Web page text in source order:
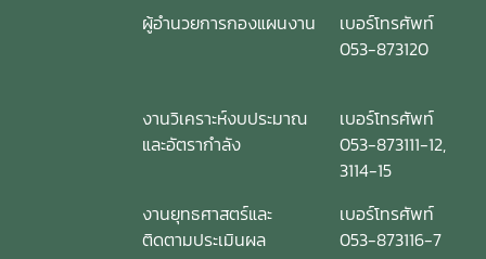
ผู้อำนวยการกองแผนงาน
เบอร์โทรศัพท์
053-873120
งานวิเคราะห์งบประมาณ
และอัตรากำลัง
เบอร์โทรศัพท์
053-873111-12,
3114-15
งานยุทธศาสตร์และ
ติดตามประเมินผล
เบอร์โทรศัพท์
053-873116-7